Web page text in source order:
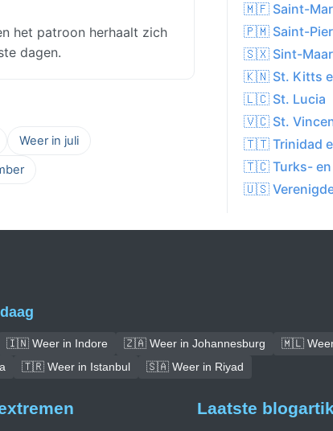
het patroon herhaalt zich
dagen.
Weer in juli
🇲🇫 Saint-
🇵🇲 Saint-
🇸🇽 Sint-
🇰🇳 St. Kitts
🇱🇨 St. Lucia
🇻🇨 St.
🇹🇹 Trinidad
🇹🇨 Turks- en
🇺🇸
🇮🇳 Weer in Indore 🇿🇦 Weer in Johannesburg
🇲🇱 Weer
🇹🇷 Weer in Istanbul 🇸🇦 Weer in Riyad
Laatste